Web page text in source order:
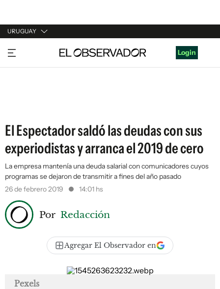
URUGUAY
URUGUAY
ARGENTINA
Login
El Espectador saldó las deudas con sus
experiodistas y arranca el 2019 de cero
La empresa mantenía una deuda salarial con comunicadores cuyos
programas se dejaron de transmitir a fines del año pasado
26 de febrero 2019
14:01 hs
Por Redacción
Agregar El Observador en
Pexels